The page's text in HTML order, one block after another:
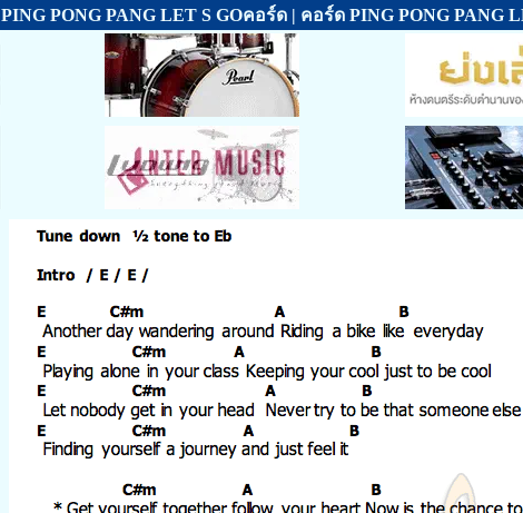
PING PONG PANG LET S GOคอร์ด | คอร์ด PING PONG PANG